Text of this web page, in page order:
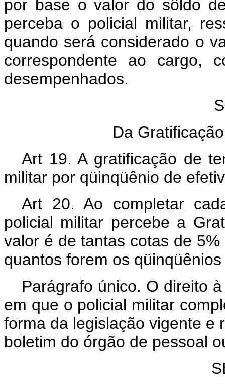
por base o valor do sôldo
perceba o policial militar,
quando será considerado o
correspondente ao cargo,
desempenhados.
Da
Art 19. A gratificação de
militar por qüinqüênio de
Art 20. Ao completar
policial militar percebe a
valor é de tantas cotas de
quantos forem os
Parágrafo único. O direito
em que o policial militar
forma da legislação vigente e
boletim do órgão de pessoal